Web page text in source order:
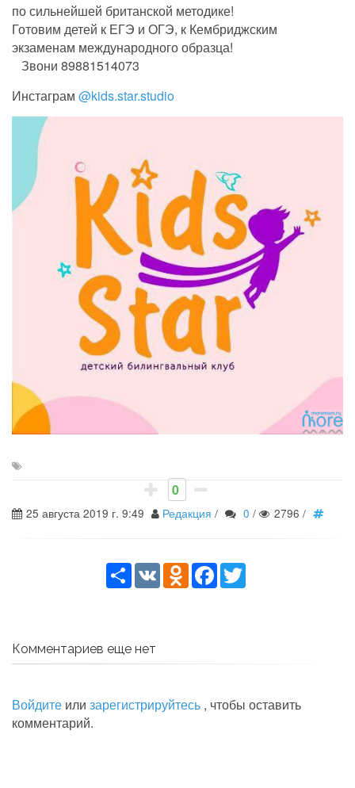
по сильнейшей британской методике!
Готовим детей к ЕГЭ и ОГЭ, к Кембриджским
экзаменам международного образца!
⠀Звони 89881514073
Инстаграм @kids.star.studio
0
25 августа 2019 г. 9:49 Редакция / 0 / 2796 /
ShareVK Odnoklassniki
Facebook
Twitter
Комментариев еще нет
Войдите или зарегистрируйтесь , чтобы оставить
комментарий.